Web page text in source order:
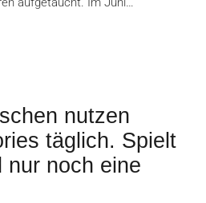
nutzen
täglich. Spielt
nur noch eine